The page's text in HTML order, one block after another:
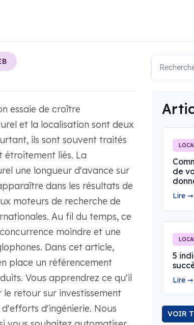
essaie de croître
et la localisation sont deux
ils sont souvent traités
étroitement liés. La
une longueur d'avance sur
dans les résultats de
moteurs de recherche de
Au fil du temps, ce
moindre et une
Dans cet article,
place un référencement
Vous apprendrez ce qu'il
retour sur investissement
d'ingénierie. Nous
de
Lire ➞
5
Lire ➞
VOIR